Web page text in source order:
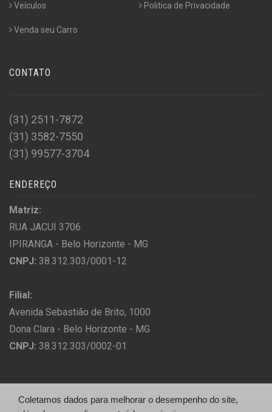
Veículos
Venda seu Carro
Politica de Privacidade
CONTATO
(31) 2511-7872
(31) 3582-7550
(31) 99577-3704
ENDEREÇO
Matriz:
RUA JACUI 3706
IPIRANGA - Belo Horizonte - MG
CNPJ: 38.312.303/0001-12
Filial:
Avenida Sebastião de Brito, 1000
Dona Clara - Belo Horizonte - MG
CNPJ: 38.312.303/0002-01
Coletamos dados para melhorar o desempenho do site,